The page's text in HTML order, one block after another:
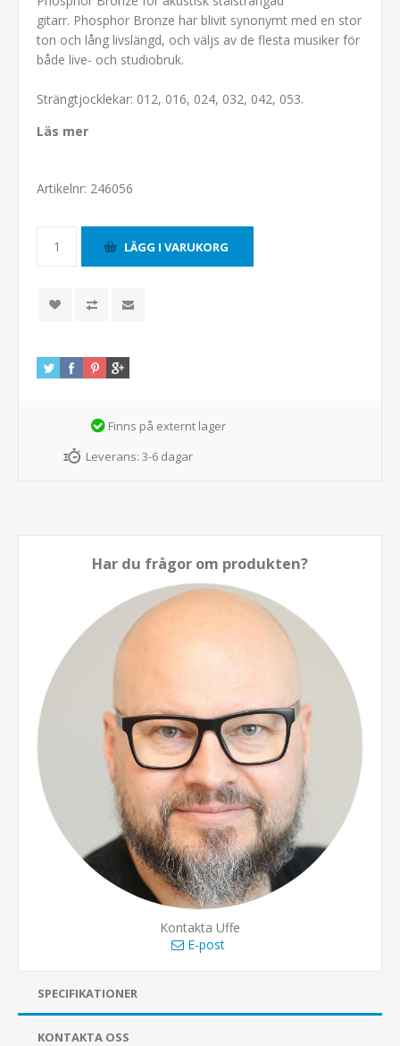
gitarr. Phosphor Bronze har blivit synonymt med en stor
ton och lång livslängd, och väljs av de flesta musiker för
både live- och studiobruk.
Strängtjocklekar: 012, 016, 024, 032, 042, 053.
Läs mer
Artikelnr: 246056
Finns på externt lager
Leverans: 3-6 dagar
Har du frågor om produkten?
Kontakta Uffe
E-post
SPECIFIKATIONER
KONTAKTA OSS